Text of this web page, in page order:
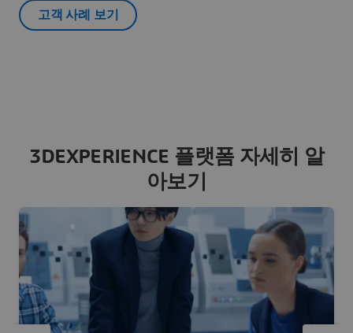
고객 사례 보기
3DEXPERIENCE 플랫폼 자세히 알
아보기